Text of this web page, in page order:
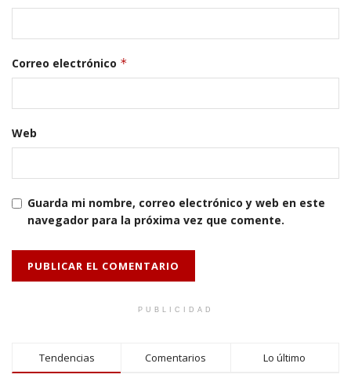
Correo electrónico *
Web
Guarda mi nombre, correo electrónico y web en este
navegador para la próxima vez que comente.
PUBLICIDAD
Tendencias Comentarios Lo último